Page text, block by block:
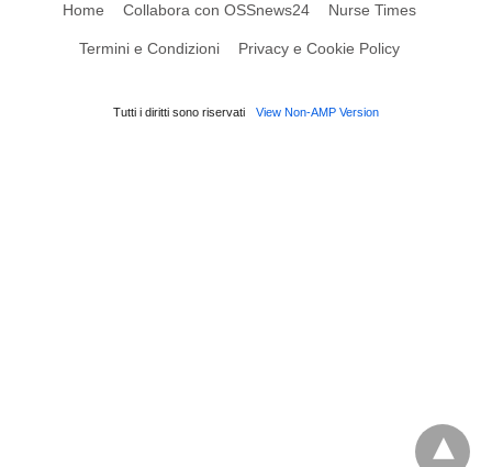
Home Collabora con OSSnews24 Nurse Times
Termini e Condizioni Privacy e Cookie Policy
Tutti i diritti sono riservati View Non-AMP Version